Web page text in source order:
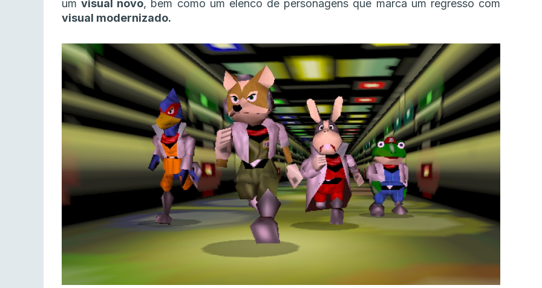
umvisual novo, bem como um elenco de personagens que marca um regresso com
visual modernizado.